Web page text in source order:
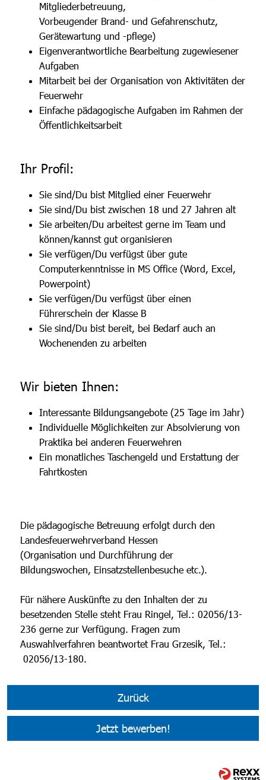
Mitgliederbetreuung,
Vorbeugender Brand- und Gefahrenschutz,
Gerätewartung und -pflege)
Eigenverantwortliche Bearbeitung zugewiesener
Aufgaben
Mitarbeit bei der Organisation von Aktivitäten der
Feuerwehr
Einfache pädagogische Aufgaben im Rahmen der
Öffentlichkeitsarbeit
Ihr Profil:
Sie sind/Du bist Mitglied einer Feuerwehr
Sie sind/Du bist zwischen 18 und 27 Jahren alt
Sie arbeiten/Du arbeitest gerne im Team und
können/kannst gut organisieren
Sie verfügen/Du verfügst über gute
Computerkenntnisse in MS Office (Word, Excel,
Powerpoint)
Sie verfügen/Du verfügst über einen
Führerschein der Klasse B
Sie sind/Du bist bereit, bei Bedarf auch an
Wochenenden zu arbeiten
Wir bieten Ihnen:
Interessante Bildungsangebote (25 Tage im Jahr)
Individuelle Möglichkeiten zur Absolvierung von
Praktika bei anderen Feuerwehren
Ein monatliches Taschengeld und Erstattung der
Fahrtkosten
Die pädagogische Betreuung erfolgt durch den
Landesfeuerwehrverband Hessen
(Organisation und Durchführung der
Bildungswochen, Einsatzstellenbesuche etc.).
Für nähere Auskünfte zu den Inhalten der zu
besetzenden Stelle steht Frau Ringel, Tel.: 02056/13-
236 gerne zur Verfügung. Fragen zum
Auswahlverfahren beantwortet Frau Grzesik, Tel.:
02056/13-180.
Zurück
Jetzt bewerben!